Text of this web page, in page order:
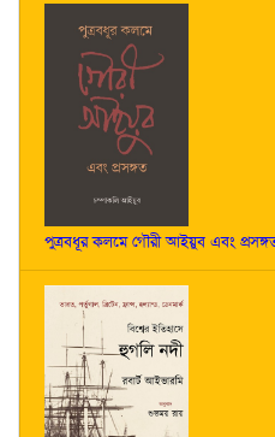
পুত্রবধূর কলমে গৌরী আইয়ুব এবং